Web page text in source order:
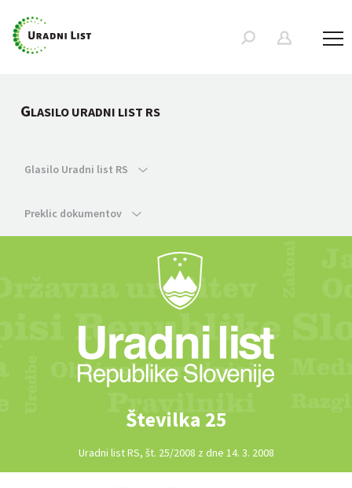
GLASILO URADNI LIST RS
Glasilo Uradni list RS
Preklic dokumentov
Številka 25
Uradni list RS, št. 25/2008 z dne 14. 3. 2008